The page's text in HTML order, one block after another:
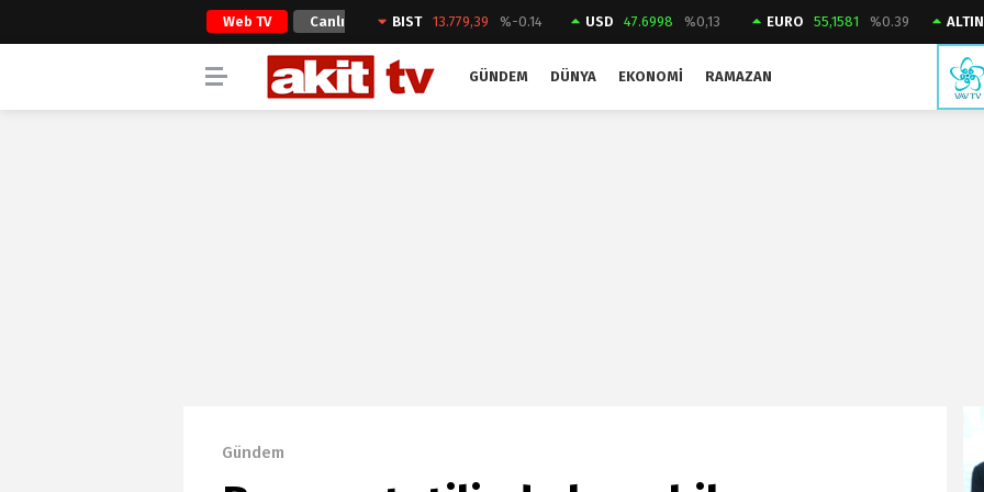
Web TV Canlı
Yayın
BIST 13.779,39 %-0.14 USD 47.6998 %0,13 EURO 55,1581 %0.39 ALTIN
GÜNDEM DÜNYA EKONOMI RAMAZAN
Gündem